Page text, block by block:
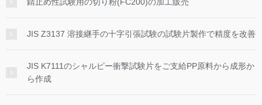
JIS Z3137 溶接継手の十字引張試験の試験片製作で精度を改善
JIS K7111のシャルピー衝撃試験片をご支給PP原料から成形か
ら作成